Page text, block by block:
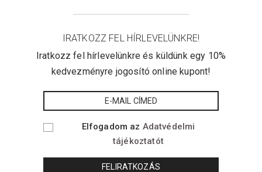
IRATKOZZ FEL HÍRLEVELÜNKRE!
Iratkozz fel hírlevelünkre és küldünk egy 10%
kedvezményre jogosító online kupont!
Elfogadom az Adatvédelmi
tájékoztatót